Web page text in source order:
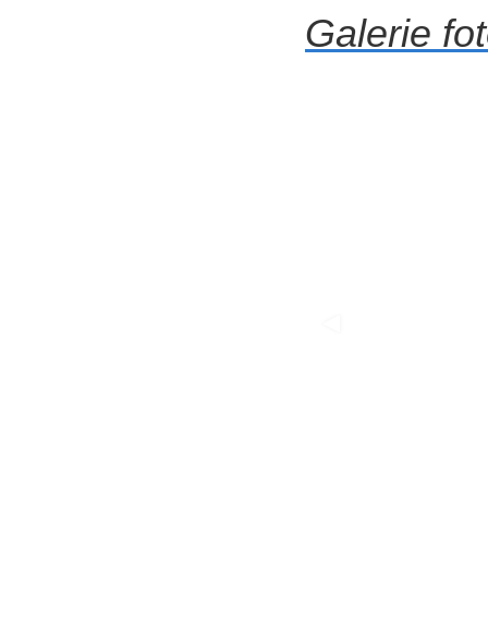
Galerie